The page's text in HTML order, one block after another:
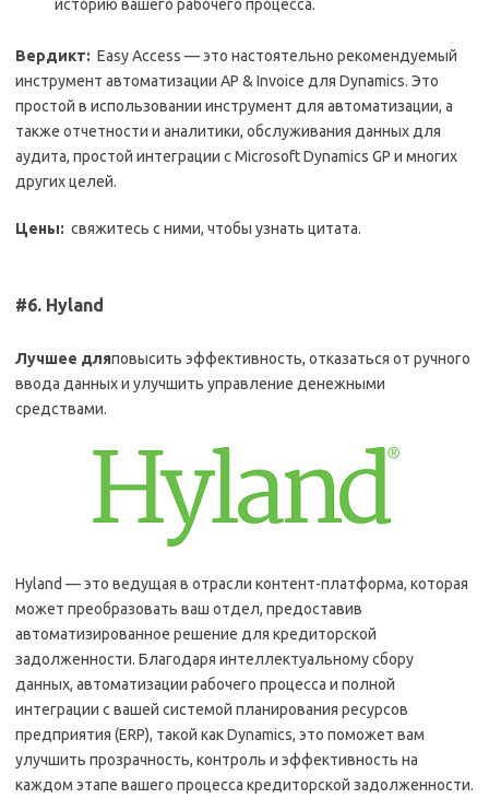
историю вашего рабочего процесса.
Вердикт: Easy Access — это настоятельно рекомендуемый
инструмент автоматизации AP & Invoice для Dynamics. Это
простой в использовании инструмент для автоматизации, а
также отчетности и аналитики, обслуживания данных для
аудита, простой интеграции с Microsoft Dynamics GP и многих
других целей.
Цены: свяжитесь с ними, чтобы узнать цитата.
#6. Hyland
Лучшее дляповысить эффективность, отказаться от ручного
ввода данных и улучшить управление денежными
средствами.
Hyland — это ведущая в отрасли контент-платформа, которая
может преобразовать ваш отдел, предоставив
автоматизированное решение для кредиторской
задолженности. Благодаря интеллектуальному сбору
данных, автоматизации рабочего процесса и полной
интеграции с вашей системой планирования ресурсов
предприятия (ERP), такой как Dynamics, это поможет вам
улучшить прозрачность, контроль и эффективность на
каждом этапе вашего процесса кредиторской задолженности.